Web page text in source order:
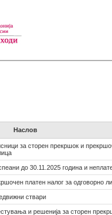
Наслов
за сторен прекршок и
до 30.11.2025 година и
платен налог за одговорно
ствари
и решенија за сторен